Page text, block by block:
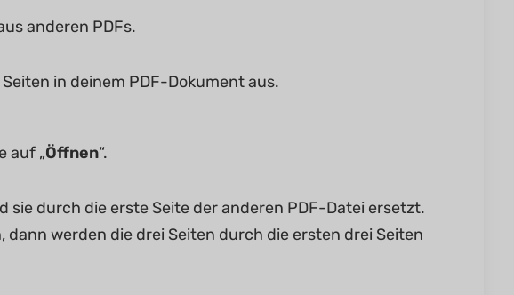
anderen PDFs.
in deinem PDF-Dokument aus.
auf „Öffnen“.
sie durch die erste Seite der anderen PDF-Datei ersetzt.
dann werden die drei Seiten durch die ersten drei Seiten